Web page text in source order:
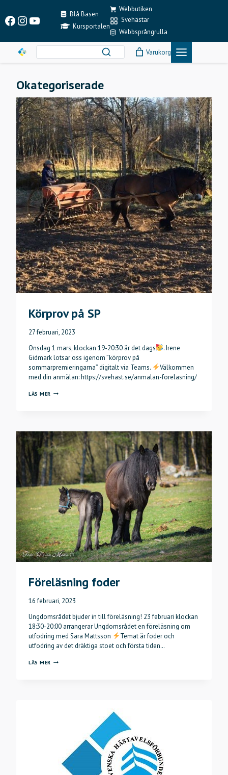
content
Facebook
Instagram
YouTubeBlå Basen
Kursportalen
Webbutiken
Svehästar
Webbsprångrulla
Varukorg
Okategoriserade
Körprov på SP
27 februari, 2023
Onsdag 1 mars, klockan 19-20:30 är det dags
. Irene
Gidmark lotsar oss igenom ”körprov på
sommarpremieringarna” digitalt via Teams.
Välkommen
med din anmälan: https://svehast.se/anmalan-forelasning/
LÄS MER KÖRPROV
Föreläsning foder
16 februari, 2023
Ungdomsrådet bjuder in till föreläsning! 23 februari klockan
18:30-20:00 arrangerar Ungdomsrådet en föreläsning om
utfodring med Sara Mattsson
Temat är foder och
utfodring av det dräktiga stoet och första tiden…
LÄS MER FÖRELÄSNING